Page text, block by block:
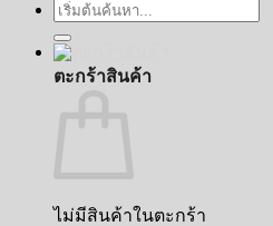
ค้นหา:
ตะกร้าสินค้า
ไม่มีสินค้าในตะกร้า